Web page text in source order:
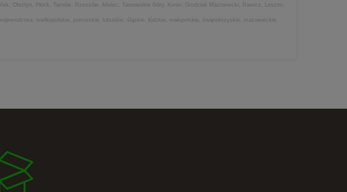
Olsztyn, Płock, Tarnów, Rzeszów, Mielec, Tarnowskie Góry, Konin, Grodzisk Mazowiecki, Rawicz, Leszno,
wielkopolskie, pomorskie, lubuskie, śląskie, łódzkie, małopolskie, świętokrzyskie, mazowieckie,